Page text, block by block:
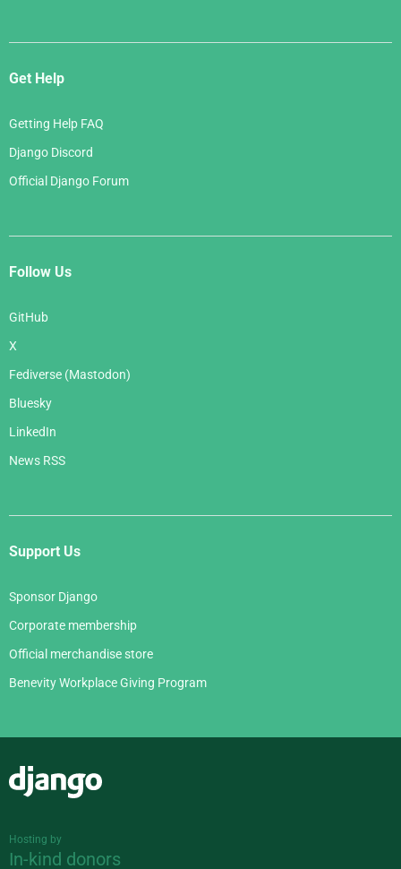
Get Help
Getting Help FAQ
Django Discord
Official Django Forum
Follow Us
GitHub
X
Fediverse (Mastodon)
Bluesky
LinkedIn
News RSS
Support Us
Sponsor Django
Corporate membership
Official merchandise store
Benevity Workplace Giving Program
Hosting by
In-kind donors